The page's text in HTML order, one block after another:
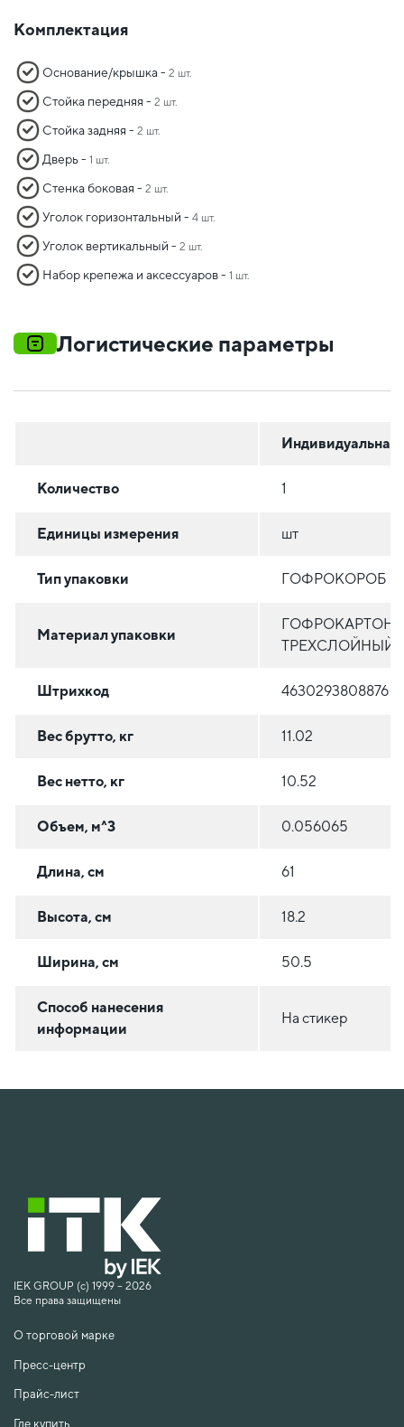
Комплектация
Основание/крышка - 2 шт.
Стойка передняя - 2 шт.
Стойка задняя - 2 шт.
Дверь - 1 шт.
Стенка боковая - 2 шт.
Уголок горизонтальный - 4 шт.
Уголок вертикальный - 2 шт.
Набор крепежа и аксессуаров - 1 шт.
Логистические параметры
Индивидуальная
Количество 1
Единицы измерения шт
Тип упаковки ГОФРОКОРОБ
Материал упаковки
ГОФРОКАРТОН
ТРЕХСЛОЙНЫЙ
Штрихкод 4630293808876
Вес брутто, кг 11.02
Вес нетто, кг 10.52
Объем, м^3 0.056065
Длина, см 61
Высота, см 18.2
Ширина, см 50.5
Способ нанесения
информации
На стикер
IEK GROUP (c) 1999 – 2026
Все права защищены
О торговой марке
Пресс-центр
Прайс-лист
Где купить